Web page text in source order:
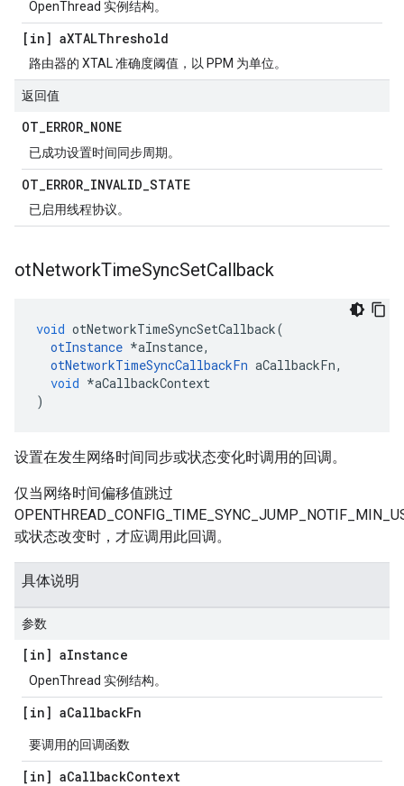
OpenThread 实例结构。
[in] aXTALThreshold
路由器的 XTAL 准确度阈值，以 PPM 为单位。
返回值
OT_ERROR_NONE
已成功设置时间同步周期。
OT_ERROR_INVALID_STATE
已启用线程协议。
otNetworkTimeSyncSetCallback
void otNetworkTimeSyncSetCallback(
otInstance *aInstance,
otNetworkTimeSyncCallbackFn aCallbackFn,
void *aCallbackContext
)
设置在发生网络时间同步或状态变化时调用的回调。
仅当网络时间偏移值跳过
或状态改变时，才应调用此回调。
具体说明
参数
[in] aInstance
OpenThread 实例结构。
[in] aCallbackFn
要调用的回调函数
[in] aCallbackContext